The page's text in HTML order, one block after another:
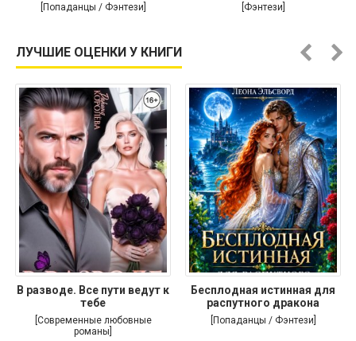
[Попаданцы / Фэнтези] [Фэнтези]
ЛУЧШИЕ ОЦЕНКИ У КНИГИ
В разводе. Все пути ведут к
тебе
[Современные любовные
романы]
Бесплодная истинная для
распутного дракона
[Попаданцы / Фэнтези]